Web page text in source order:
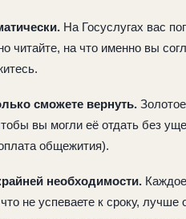
На Госуслугах вас
читайте, на что именно вы
сможете вернуть.
вы могли её отдать без
общежития).
необходимости.
не успеваете к сроку,